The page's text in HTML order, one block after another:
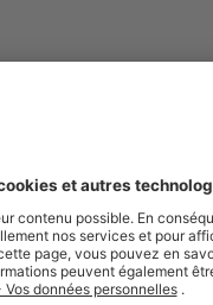
de nos offres.